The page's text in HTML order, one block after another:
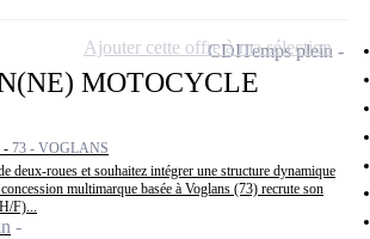
MOTOCYCLE
- 73 - VOGLANS
deux-roues et souhaitez intégrer une structure dynamique
multimarque basée à Voglans (73) recrute son
F)...
CDITemps plein
Ajouter cette offre à ma sélection